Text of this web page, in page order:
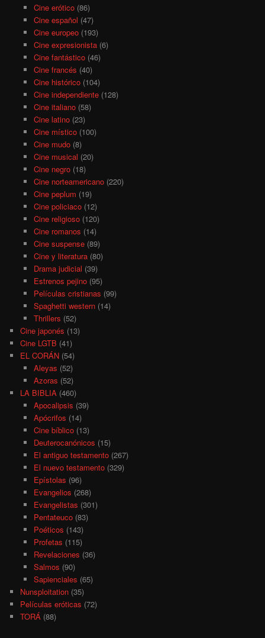
Cine erótico(86)
Cine español (47)
Cine europeo(193)
Cine expresionista(6)
Cine fantástico(46)
Cine francés (40)
Cine histórico(104)
Cine independiente(128)
Cine italiano(58)
Cine latino(23)
Cine místico(100)
Cine mudo(8)
Cine musical (20)
Cine negro(18)
Cine norteamericano(220)
Cine peplum (19)
Cine policiaco(12)
Cine religioso(120)
Cine romanos (14)
Cine suspense(89)
Cine y literatura(80)
Drama judicial (39)
Estrenos pejino(95)
Películas cristianas (99)
Spaghetti western(14)
Thrillers (52)
Cine japonés (13)
Cine LGTB (41)
EL CORÁN (54)
Aleyas (52)
Azoras (52)
LA BIBLIA (460)
Apocalipsis (39)
Apócrifos (14)
Cine bíblico(13)
Deuterocanónicos (15)
El antiguo testamento(267)
El nuevo testamento(329)
Epístolas (96)
Evangelios (268)
Evangelistas (301)
Pentateuco(83)
Poéticos (143)
Profetas (115)
Revelaciones (36)
Salmos (90)
Sapienciales (65)
Nunsploitation (35)
Películas eróticas (72)
TORÁ (88)